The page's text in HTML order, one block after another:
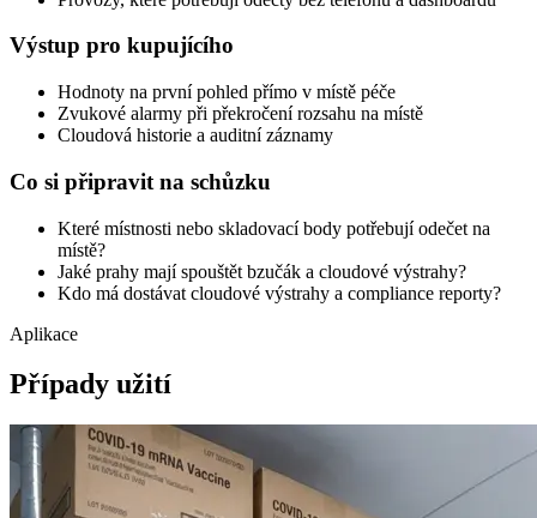
Výstup pro kupujícího
Hodnoty na první pohled přímo v místě péče
Zvukové alarmy při překročení rozsahu na místě
Cloudová historie a auditní záznamy
Co si připravit na schůzku
Které místnosti nebo skladovací body potřebují odečet na
místě?
Jaké prahy mají spouštět bzučák a cloudové výstrahy?
Kdo má dostávat cloudové výstrahy a compliance reporty?
Aplikace
Případy užití